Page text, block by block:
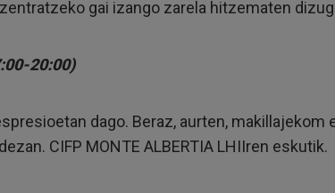
gai izango zarela hitzematen
20:00)
dago. Beraz, aurten, makillajekom
CIFP MONTE ALBERTIA LHIIren eskutik.